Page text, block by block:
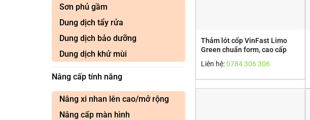
Sơn phủ gầm
Dung dịch tẩy rửa
Dung dịch bảo dưỡng
Dung dịch khử mùi
Nâng cấp tính năng
Nâng xi nhan lên cao/mở rộng
Nâng cấp màn hình
Thảm lót cốp VinFast Limo
Green chuẩn form, cao cấp
Liên hệ:0784 306 306